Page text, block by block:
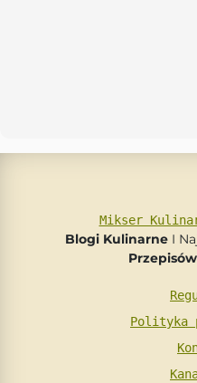
Mikser
Blogi Kulinarne I
Przepisów
Polityka